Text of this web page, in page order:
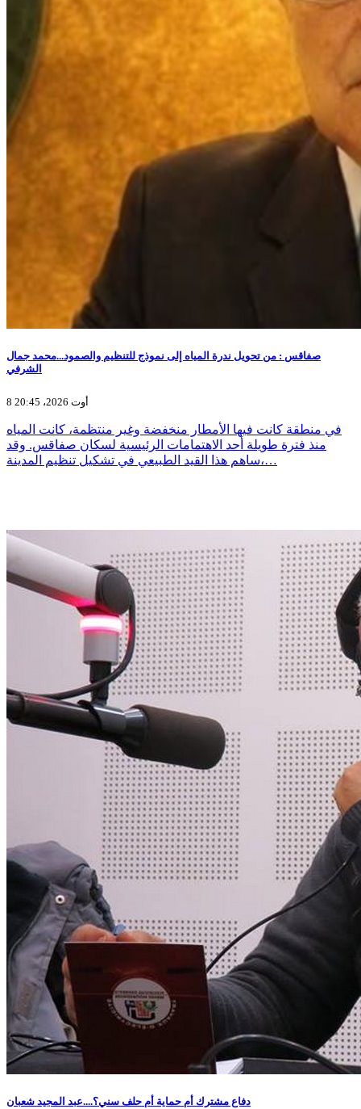
صفاقس : من تحويل ندرة المياه إلى نموذج للتنظيم والصمود...محمد جمال
الشرفي
8 أوت 2026، 20:45
في منطقة كانت فيها الأمطار منخفضة وغير منتظمة، كانت المياه
منذ فترة طويلة أحد الاهتمامات الرئيسية لسكان صفاقس. وقد
ساهم هذا القيد الطبيعي في تشكيل تنظيم المدينة،…
دفاع مشترك أم حماية أم حلف سني؟....عبد المجيد شعبان